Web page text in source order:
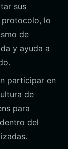
sus
protocolo, lo
de
y ayuda a
participar en
de
para
del